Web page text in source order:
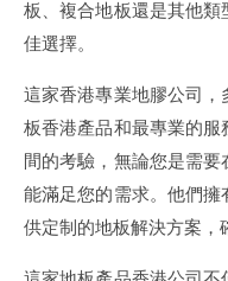
板、複合地板還是其他
佳選擇。
這家香港專業地膠公司
板香港產品和最專業的
間的考驗，無論您是需
能滿足您的需求。他們
供定制的地板解決方案，